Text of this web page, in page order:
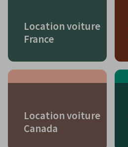
Location voiture
France
Location voiture
Canada